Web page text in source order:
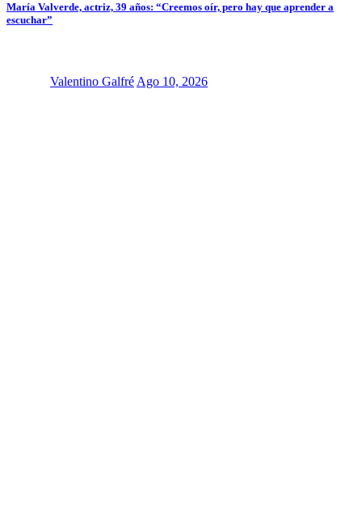
María Valverde, actriz, 39 años: “Creemos oír, pero hay que aprender a
escuchar”
Valentino Galfré Ago 10, 2026